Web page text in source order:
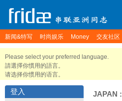
新闻&特写 时尚娱乐 Money 交友社区
Please select your preferred language.
請選擇你慣用的語言。
请选择你惯用的语言。
登入 JAPAN :